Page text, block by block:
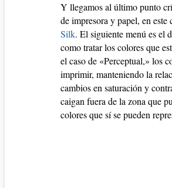
Y llegamos al último punto
de impresora y papel, en
Silk. El siguiente menú es el
como tratar los colores que
el caso de «Perceptual,» los
imprimir, manteniendo la
cambios en saturación y
caigan fuera de la zona que
colores que sí se pueden